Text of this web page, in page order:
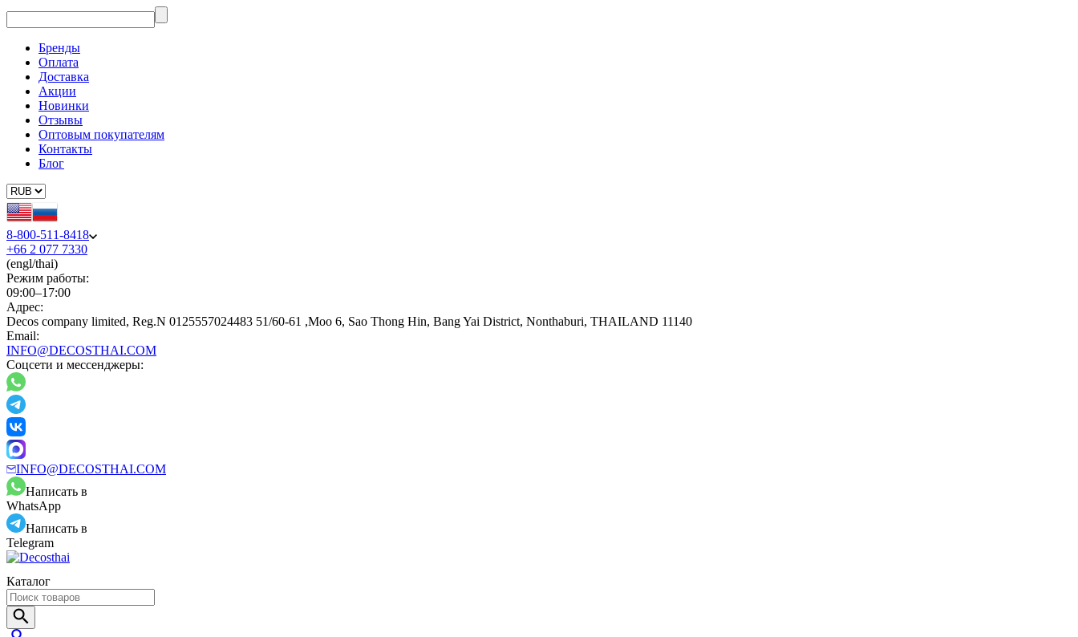
Бренды
Оплата
Доставка
Акции
Новинки
Отзывы
Оптовым покупателям
Контакты
Блог
8-800-511-8418
+66 2 077 7330
(engl/thai)
Режим работы:
09:00–17:00
Адрес:
Decos company limited, Reg.N 0125557024483 51/60-61 ,Moo 6, Sao Thong Hin, Bang Yai District, Nonthaburi, THAILAND 11140
Email:
INFO@DECOSTHAI.COM
Соцсети и мессенджеры:
INFO@DECOSTHAI.COM
Написать в
WhatsApp
Написать в
Telegram
Каталог